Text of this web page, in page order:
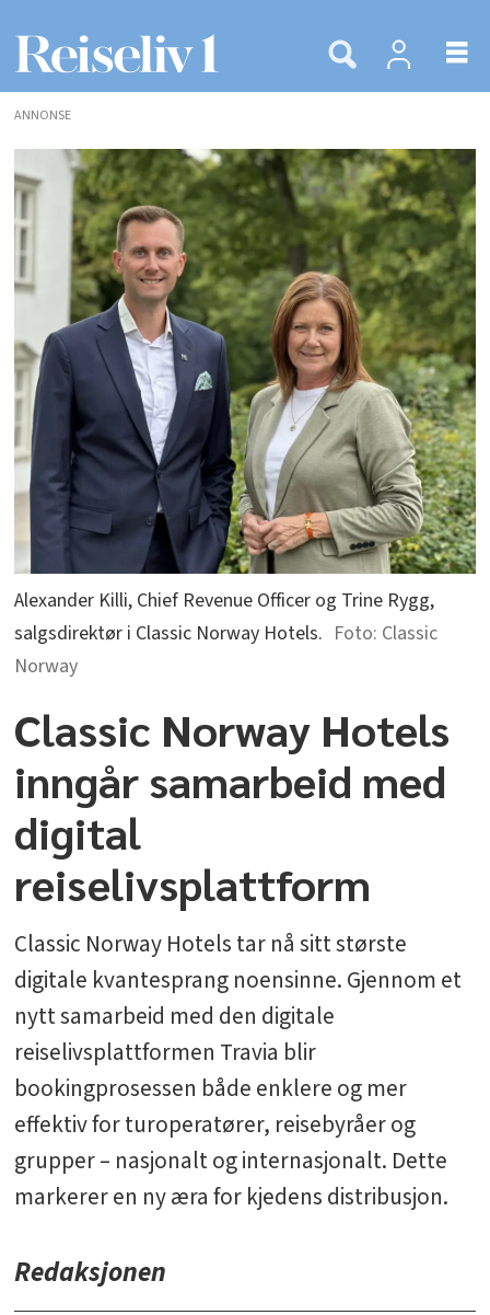
ANNONSE
Alexander Killi, Chief Revenue Officer og Trine Rygg,
salgsdirektør i Classic Norway Hotels.
Classic
Norway
Classic Norway Hotels
inngår samarbeid med
digital
reiselivsplattform
Classic Norway Hotels tar nå sitt største
digitale kvantesprang noensinne. Gjennom et
nytt samarbeid med den digitale
reiselivsplattformen Travia blir
bookingprosessen både enklere og mer
effektiv for turoperatører, reisebyråer og
grupper – nasjonalt og internasjonalt. Dette
markerer en ny æra for kjedens distribusjon.
Redaksjonen